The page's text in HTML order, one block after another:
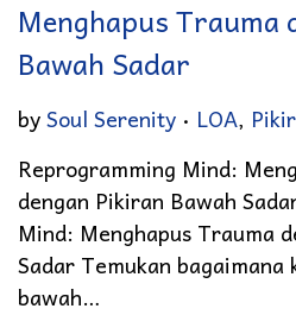
Menghapus Trauma
Bawah Sadar
bySoul Serenity . Posted in
LOA,
Reprogramming Mind:
dengan Pikiran Bawah
Mind: Menghapus Trauma
Sadar Temukan
bawah…